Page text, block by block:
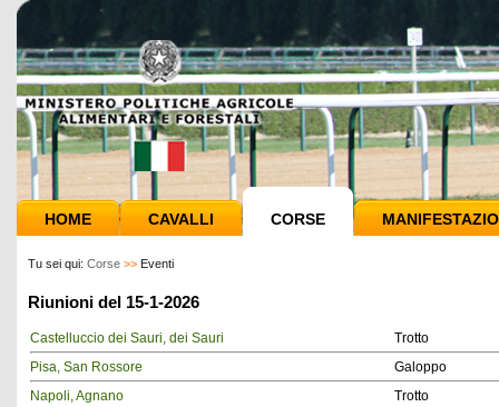
HOME CAVALLI CORSE
Tu sei qui: Corse >> Eventi
Riunioni del 15-1-2026
Castelluccio dei Sauri, dei Sauri
Trotto
Pisa, San Rossore
Galoppo
Napoli, Agnano
Trotto